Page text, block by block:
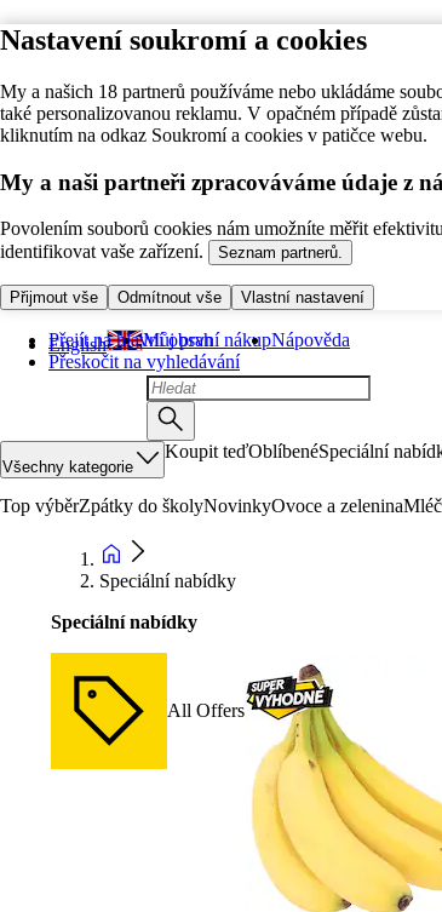
Nastavení soukromí a cookies
My a našich 18 partnerů používáme nebo ukládáme
také personalizovanou reklamu. V opačném případě
kliknutím na odkaz Soukromí a cookies v patičce webu.
My a naši partneři zpracováváme údaje z
Povolením souborů cookies nám umožníte měřit
identifikovat vaše zařízení.
Seznam partnerů.
Přijmout vše Odmítnout vše Vlastní nastavení
Přejít na hlavní obsah
Přeskočit na vyhledávání
English Můj první nákupNápověda
Všechny kategorie
Koupit teďOblíbenéSpeciální
Top výběrZpátky do školyNovinkyOvoce a zelenina
Speciální nabídky
Speciální nabídky
All Offers